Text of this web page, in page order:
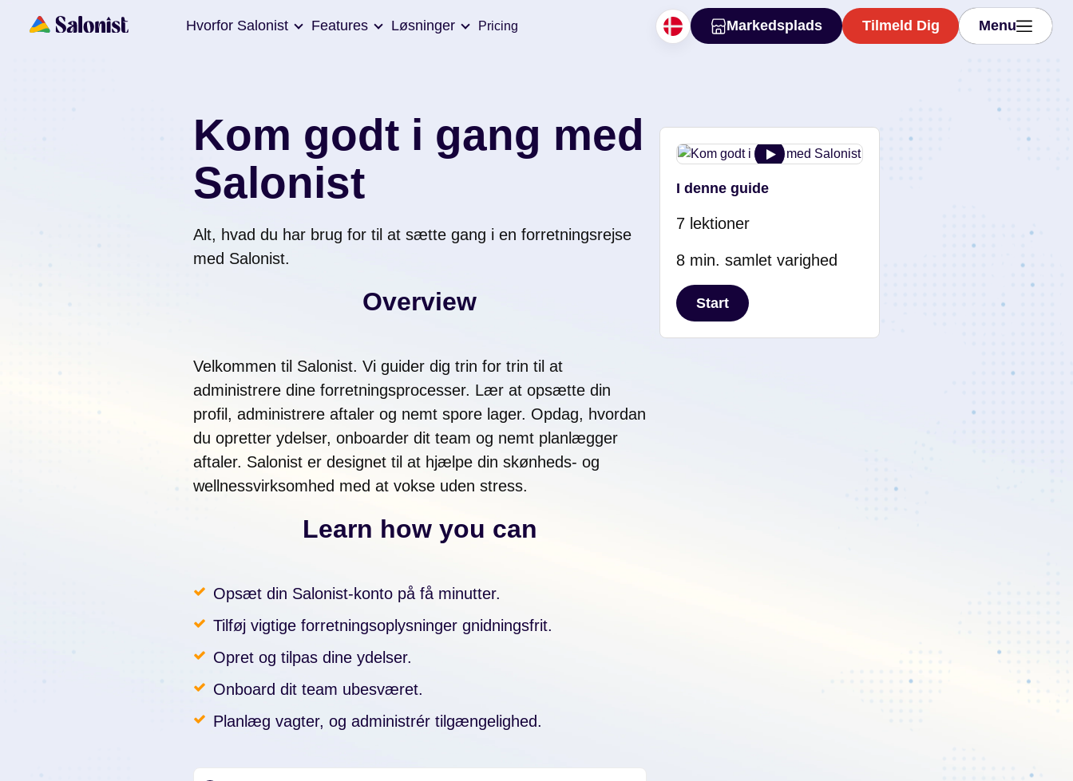
Hvorfor Salonist Features Løsninger Pricing Markedsplads Tilmeld Dig Menu
Kom godt i gang med
Salonist
Alt, hvad du har brug for til at sætte gang i en forretningsrejse
med Salonist.
Overview
Velkommen til Salonist. Vi guider dig trin for trin til at
administrere dine forretningsprocesser. Lær at opsætte din
profil, administrere aftaler og nemt spore lager. Opdag, hvordan
du opretter ydelser, onboarder dit team og nemt planlægger
aftaler. Salonist er designet til at hjælpe din skønheds- og
wellnessvirksomhed med at vokse uden stress.
Learn how you can
Opsæt din Salonist-konto på få minutter.
Tilføj vigtige forretningsoplysninger gnidningsfrit.
Opret og tilpas dine ydelser.
Onboard dit team ubesværet.
Planlæg vagter, og administrér tilgængelighed.
I denne guide
7 lektioner
8 min. samlet varighed
Start